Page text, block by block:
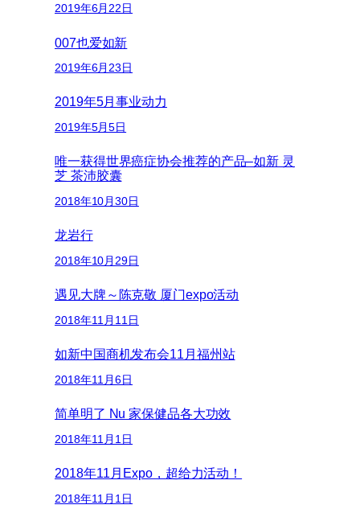
2019年6月22日
007也爱如新
2019年6月23日
2019年5月事业动力
2019年5月5日
唯一获得世界癌症协会推荐的产品–如新 灵
芝 茶沛胶囊
2018年10月30日
龙岩行
2018年10月29日
遇见大牌～陈克敬 厦门expo活动
2018年11月11日
如新中国商机发布会11月福州站
2018年11月6日
简单明了 Nu 家保健品各大功效
2018年11月1日
2018年11月Expo，超给力活动！
2018年11月1日